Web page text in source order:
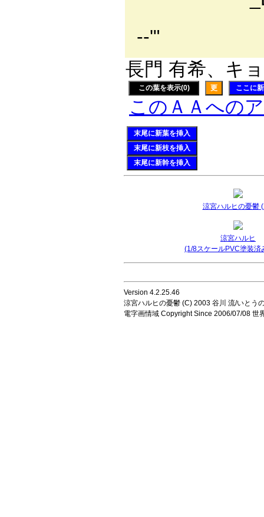
-
長門 有希、キ
この葉を表示(0) 更 ここに
このＡＡへの
末尾に新葉を挿入
末尾に新枝を挿入
末尾に新幹を挿入
涼宮ハルヒの憂鬱
涼宮ハルヒ
(1/8スケールPVC塗装済
Version 4.2.25.46
涼宮ハルヒの憂鬱 (C) 2003 谷川 流/いとう
電字画情域 Copyright Since 2006/07/08 世